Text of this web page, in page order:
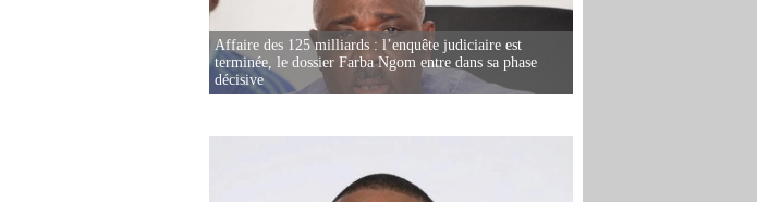
Affaire des 125 milliards : l’enquête judiciaire est
terminée, le dossier Farba Ngom entre dans sa phase
décisive